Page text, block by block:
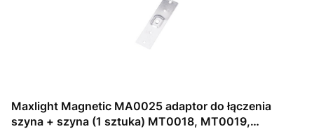
Maxlight Magnetic MA0025 adaptor do łączenia
szyna + szyna (1 sztuka) MT0018, MT0019,